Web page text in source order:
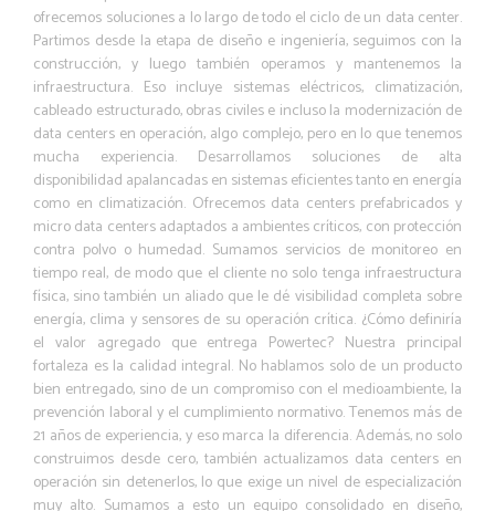
ofrecemos soluciones a lo largo de todo el ciclo de un data center.
Partimos desde la etapa de diseño e ingeniería, seguimos con la
construcción, y luego también operamos y mantenemos la
infraestructura. Eso incluye sistemas eléctricos, climatización,
cableado estructurado, obras civiles e incluso la modernización de
data centers en operación, algo complejo, pero en lo que tenemos
mucha experiencia. Desarrollamos soluciones de alta
disponibilidad apalancadas en sistemas eficientes tanto en energía
como en climatización. Ofrecemos data centers prefabricados y
micro data centers adaptados a ambientes críticos, con protección
contra polvo o humedad. Sumamos servicios de monitoreo en
tiempo real, de modo que el cliente no solo tenga infraestructura
física, sino también un aliado que le dé visibilidad completa sobre
energía, clima y sensores de su operación crítica. ¿Cómo definiría
el valor agregado que entrega Powertec? Nuestra principal
fortaleza es la calidad integral. No hablamos solo de un producto
bien entregado, sino de un compromiso con el medioambiente, la
prevención laboral y el cumplimiento normativo. Tenemos más de
21 años de experiencia, y eso marca la diferencia. Además, no solo
construimos desde cero, también actualizamos data centers en
operación sin detenerlos, lo que exige un nivel de especialización